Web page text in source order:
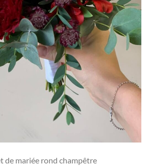
de mariée rond champêtre